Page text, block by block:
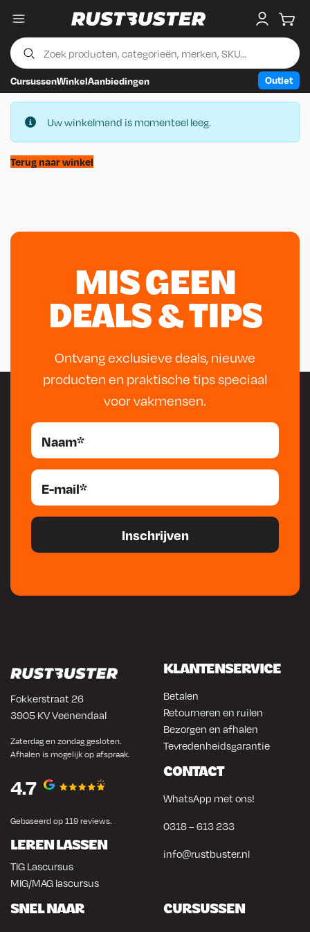
Skip to content
Skip to footer
Menu My
CursussenWinkelAanbiedingen Outlet
Uw winkelmand is momenteel leeg.
Terug naar winkel
MIS GEEN
DEALS & TIPS
Ontvang exclusieve deals, nieuwe
producten en praktische tips speciaal
voor vakmensen.
Fokkerstraat 26
3905 KV Veenendaal
Zaterdag en zondag gesloten.
Afhalen is mogelijk op afspraak.
4.7
Gebaseerd op 119 reviews.
LEREN LASSEN
TIG Lascursus
MIG/MAG lascursus
KLANTENSERVICE
Betalen
Retourneren en ruilen
Bezorgen en afhalen
Tevredenheidsgarantie
CONTACT
WhatsApp met ons!
0318 – 613 233
info@rustbuster.nl
SNEL NAAR CURSUSSEN